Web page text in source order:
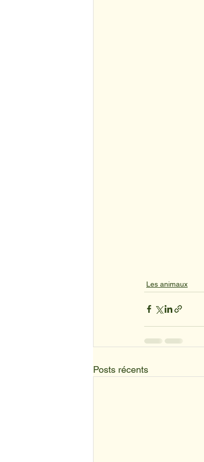
Les animaux
Posts récents